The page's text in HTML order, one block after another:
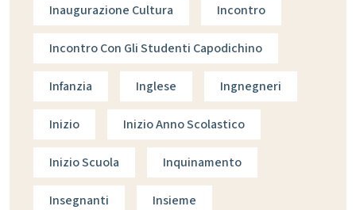
Inaugurazione Cultura Incontro
Incontro Con Gli Studenti Capodichino
Infanzia Inglese Ingnegneri
Inizio Inizio Anno Scolastico
Inizio Scuola Inquinamento
Insegnanti Insieme